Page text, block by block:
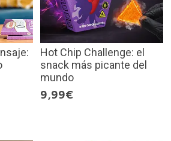
Hot Chip Challenge: el
snack más picante del
mundo
9,99€